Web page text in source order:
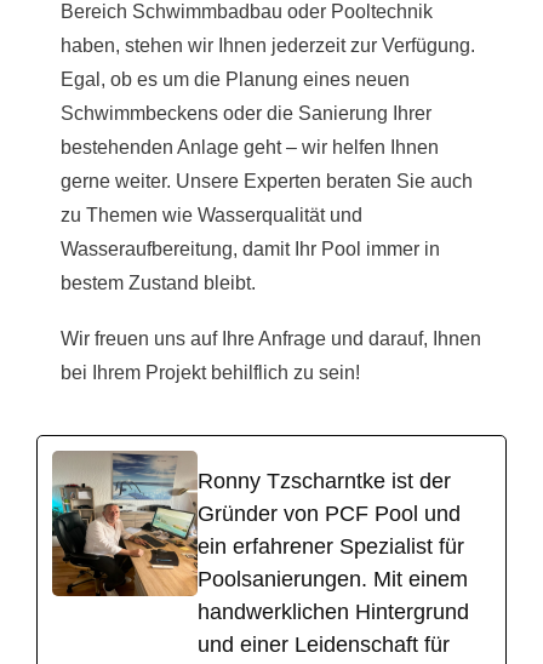
Bereich Schwimmbadbau oder Pooltechnik
haben, stehen wir Ihnen jederzeit zur Verfügung.
Egal, ob es um die Planung eines neuen
Schwimmbeckens oder die Sanierung Ihrer
bestehenden Anlage geht – wir helfen Ihnen
gerne weiter. Unsere Experten beraten Sie auch
zu Themen wie Wasserqualität und
Wasseraufbereitung, damit Ihr Pool immer in
bestem Zustand bleibt.
Wir freuen uns auf Ihre Anfrage und darauf, Ihnen
bei Ihrem Projekt behilflich zu sein!
Ronny Tzscharntke ist der
Gründer von PCF Pool und
ein erfahrener Spezialist für
Poolsanierungen. Mit einem
handwerklichen Hintergrund
und einer Leidenschaft für